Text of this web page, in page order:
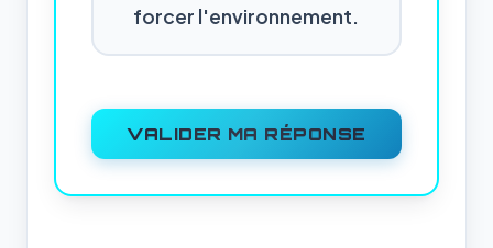
forcer l'environnement.
VALIDER MA RÉPONSE